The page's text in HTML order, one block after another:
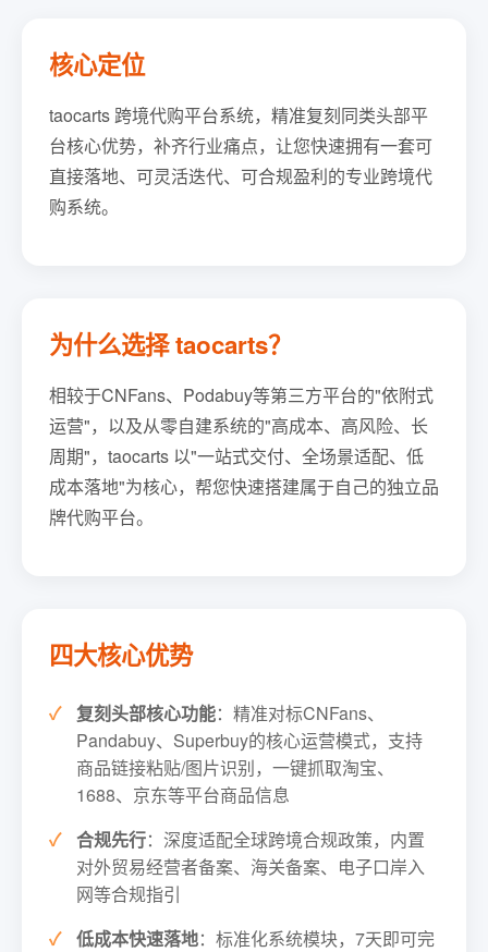
核心定位
taocarts 跨境代购平台系统，精准复刻同类头部平
台核心优势，补齐行业痛点，让您快速拥有一套可
直接落地、可灵活迭代、可合规盈利的专业跨境代
购系统。
为什么选择 taocarts？
相较于CNFans、Podabuy等第三方平台的"依附式
运营"，以及从零自建系统的"高成本、高风险、长
周期"，taocarts 以"一站式交付、全场景适配、低
成本落地"为核心，帮您快速搭建属于自己的独立品
牌代购平台。
四大核心优势
复刻头部核心功能：精准对标CNFans、
Pandabuy、Superbuy的核心运营模式，支持
商品链接粘贴/图片识别，一键抓取淘宝、
1688、京东等平台商品信息
合规先行：深度适配全球跨境合规政策，内置
对外贸易经营者备案、海关备案、电子口岸入
网等合规指引
低成本快速落地：标准化系统模块，7天即可完